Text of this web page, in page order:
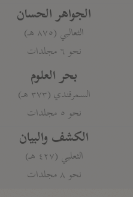
الجواهر الحسان
الثعالبي (٨٧٥ هـ)
نحو ٦ مجلدات
بحر العلوم
السمرقندي (٣٧٣ هـ)
نحو ٥ مجلدات
الكشف والبيان
الثعلبي (٤٢٧ هـ)
نحو ٨ مجلدات